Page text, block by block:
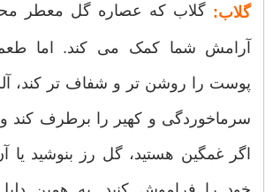
گلاب: گلاب که عصاره گل معطر
آرامش شما کمک می کند. اما
پوست را روشن تر و شفاف تر کند،
سرماخوردگی و کهیر را برطرف کند و
اگر غمگین هستید، گل رز بنوشید یا